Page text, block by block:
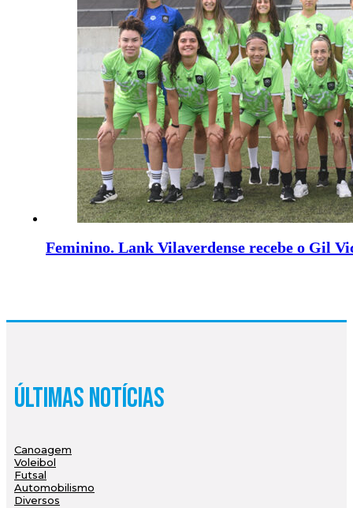
Feminino. Lank Vilaverdense recebe o Gil
Últimas Notícias
Canoagem
Voleibol
Futsal
Automobilismo
Diversos